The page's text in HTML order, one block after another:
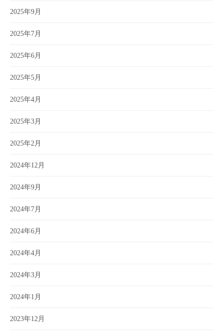
2025年9月
2025年7月
2025年6月
2025年5月
2025年4月
2025年3月
2025年2月
2024年12月
2024年9月
2024年7月
2024年6月
2024年4月
2024年3月
2024年1月
2023年12月